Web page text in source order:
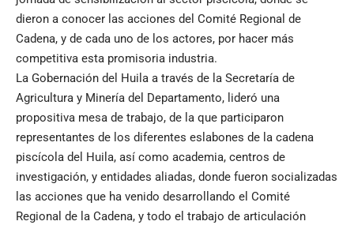
dieron a conocer las acciones del Comité Regional de
Cadena, y de cada uno de los actores, por hacer más
competitiva esta promisoria industria.
La Gobernación del Huila a través de la Secretaría de
Agricultura y Minería del Departamento, lideró una
propositiva mesa de trabajo, de la que participaron
representantes de los diferentes eslabones de la cadena
piscícola del Huila, así como academia, centros de
investigación, y entidades aliadas, donde fueron socializadas
las acciones que ha venido desarrollando el Comité
Regional de la Cadena, y todo el trabajo de articulación